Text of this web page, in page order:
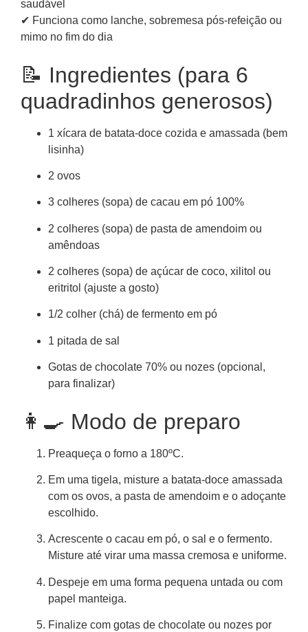
saudável
✔ Funciona como lanche, sobremesa pós-refeição ou
mimo no fim do dia
📝 Ingredientes (para 6
quadradinhos generosos)
1 xícara de batata-doce cozida e amassada (bem
lisinha)
2 ovos
3 colheres (sopa) de cacau em pó 100%
2 colheres (sopa) de pasta de amendoim ou
amêndoas
2 colheres (sopa) de açúcar de coco, xilitol ou
eritritol (ajuste a gosto)
1/2 colher (chá) de fermento em pó
1 pitada de sal
Gotas de chocolate 70% ou nozes (opcional,
para finalizar)
👩‍🍳 Modo de preparo
Preaqueça o forno a 180ºC.
Em uma tigela, misture a batata-doce amassada
com os ovos, a pasta de amendoim e o adoçante
escolhido.
Acrescente o cacau em pó, o sal e o fermento.
Misture até virar uma massa cremosa e uniforme.
Despeje em uma forma pequena untada ou com
papel manteiga.
Finalize com gotas de chocolate ou nozes por